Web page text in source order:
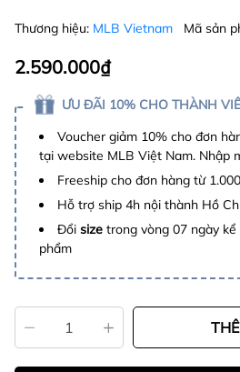
Thương hiệu: MLB Vietnam Mã sản
2.590.000₫
ƯU ĐÃI 10% CHO THÀNH
Voucher giảm 10% cho đơn
tại website MLB Việt Nam. Nhập
Freeship cho đơn hàng từ
Hỗ trợ ship 4h nội thành Hồ
Đổi size trong vòng 07 ngày
phẩm